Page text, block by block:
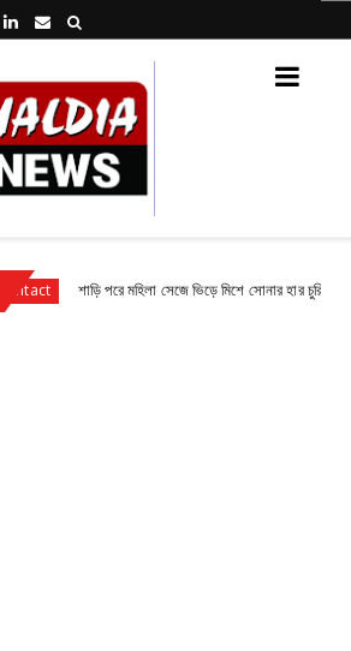
শাড়ি পরে মহিলা সেজে ভিড়ে মিশে সোনার হার চুরি, পুলিশের